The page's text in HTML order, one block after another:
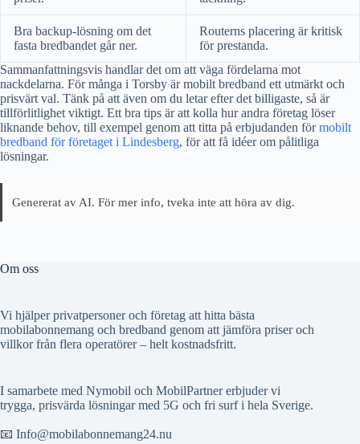
Bra backup-lösning om det
fasta bredbandet går ner.
Routerns placering är kritisk
för prestanda.
Sammanfattningsvis handlar det om att väga fördelarna mot
nackdelarna. För många i Torsby är mobilt bredband ett utmärkt och
prisvärt val. Tänk på att även om du letar efter det billigaste, så är
tillförlitlighet viktigt. Ett bra tips är att kolla hur andra företag löser
liknande behov, till exempel genom att titta på erbjudanden förmobilt
bredband för företaget i Lindesberg, för att få idéer om pålitliga
lösningar.
Genererat av AI. För mer info, tveka inte att höra av dig.
Om oss
Vi hjälper privatpersoner och företag att hitta bästa
mobilabonnemang och bredband genom att jämföra priser och
villkor från flera operatörer – helt kostnadsfritt.
I samarbete med Nymobil och MobilPartner erbjuder vi
trygga, prisvärda lösningar med 5G och fri surf i hela Sverige.
📧 Info@mobilabonnemang24.nu